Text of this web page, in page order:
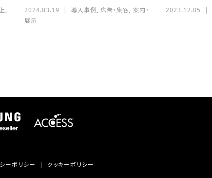
,
2024.03.19 導入事例, 広告・集客, 案内・
展示
2023.12.05
ーポリシー クッキーポリシー